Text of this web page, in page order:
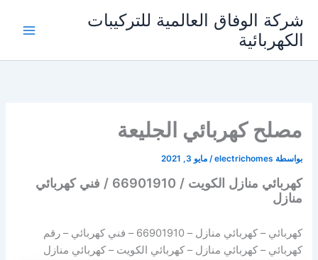
المحتوى
شركة الوفاق العالمية للتركيبات
الكهربائية
مصلح كهربائي الجليعة
بواسطة electrichomes
/مايو 3, 2021
كهربائي منازل الكويت / 66901910 / فني كهربائي
منازل
كهربائي – كهربائي منازل –66901910 – فني كهربائي – رقم
كهربائي – كهربائي منازل – كهربائي الكويت – كهربائي منازل